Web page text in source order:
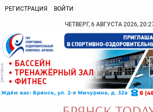
РЕГИСТРАЦИЯ ВОЙТИ
ЧЕТВЕРГ, 6 АВГУСТА 2026,